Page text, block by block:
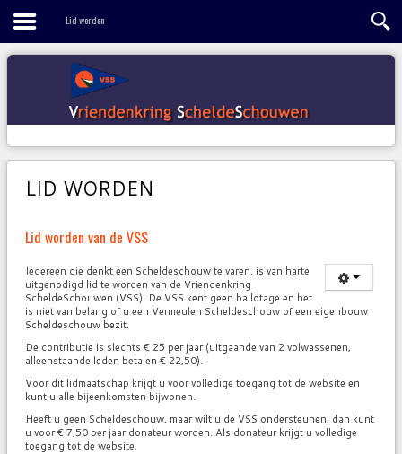
Lid worden
Contact
LID WORDEN
Lid worden van de VSS
Iedereen die denkt een Scheldeschouw te varen, is van harte
uitgenodigd lid te worden van de Vriendenkring
ScheldeSchouwen (VSS). De VSS kent geen ballotage en het
is niet van belang of u een Vermeulen Scheldeschouw of een eigenbouw
Scheldeschouw bezit.
De contributie is slechts € 25 per jaar (uitgaande van 2 volwassenen,
alleenstaande leden betalen € 22,50).
Voor dit lidmaatschap krijgt u voor volledige toegang tot de website en
kunt u alle bijeenkomsten bijwonen.
Heeft u geen Scheldeschouw, maar wilt u de VSS ondersteunen, dan kunt
u voor € 7,50 per jaar donateur worden. Als donateur krijgt u volledige
toegang tot de website.